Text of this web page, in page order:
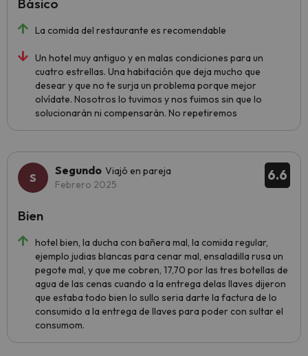
La comida del restaurante es recomendable
Un hotel muy antiguo y en malas condiciones para un
cuatro estrellas. Una habitación que deja mucho que
desear y que no te surja un problema porque mejor
olvídate. Nosotros lo tuvimos y nos fuimos sin que lo
solucionarán ni compensarán. No repetiremos
Básico
6.6
Segundo Viajó en pareja
Febrero 2025
hotel bien, la ducha con bañera mal, la comida regular,
ejemplo judias blancas para cenar mal, ensaladilla rusa un
pegote mal, y que me cobren, 17,70 por las tres botellas de
agua de las cenas cuando a la entrega delas llaves dijeron
que estaba todo bien lo sullo seria darte la factura de lo
consumido a la entrega de llaves para poder con sultar el
consumom.
Bien